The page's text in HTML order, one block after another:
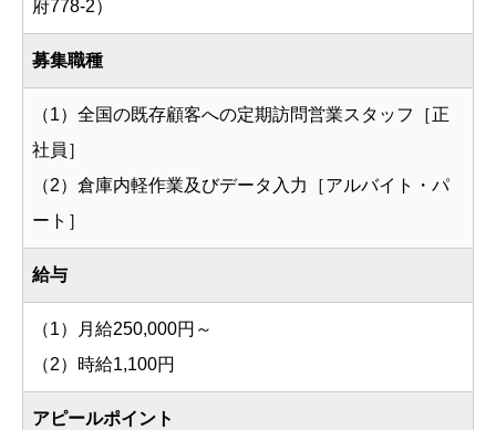
府778-2）
募集職種
（1）全国の既存顧客への定期訪問営業スタッフ［正
社員］
（2）倉庫内軽作業及びデータ入力［アルバイト・パ
ート］
給与
（1）月給250,000円～
（2）時給1,100円
アピールポイント